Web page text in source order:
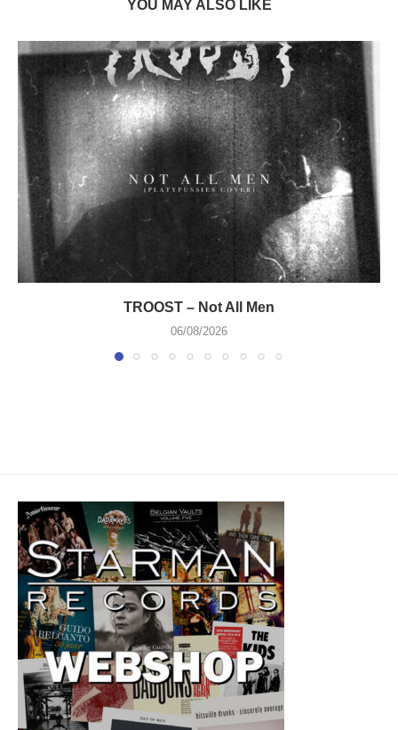
YOU MAY ALSO LIKE
TROOST – Not All Men
06/08/2026